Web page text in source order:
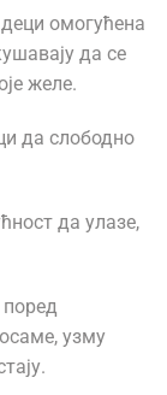
омогућена
да се
желе.
да слободно
да улазе,
узму